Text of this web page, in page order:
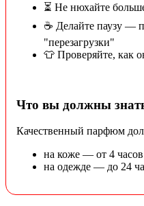
⏳ Не нюхайте
☕ Делайте паузу —
"перезагрузки"
👕 Проверяйте, как
Что вы должны
Качественный парфюм
на коже — от 4 часов
на одежде — до 24